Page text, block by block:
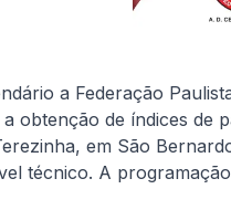
a Federação
obtenção de índices de
em São
técnico. A